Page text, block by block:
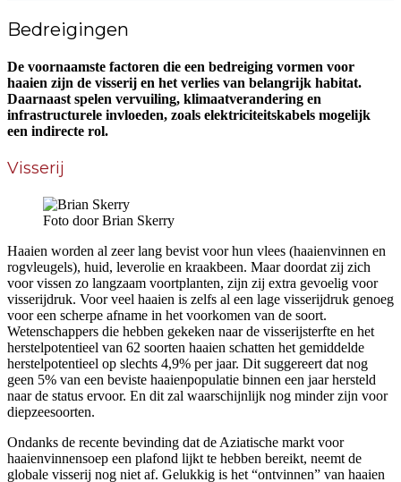
Bedreigingen
De voornaamste factoren die een bedreiging vormen voor
haaien zijn de visserij en het verlies van belangrijk habitat.
Daarnaast spelen vervuiling, klimaatverandering en
infrastructurele invloeden, zoals elektriciteitskabels mogelijk
een indirecte rol.
Visserij
Foto door Brian Skerry
Haaien worden al zeer lang bevist voor hun vlees (haaienvinnen en
rogvleugels), huid, leverolie en kraakbeen. Maar doordat zij zich
voor vissen zo langzaam voortplanten, zijn zij extra gevoelig voor
visserijdruk. Voor veel haaien is zelfs al een lage visserijdruk genoeg
voor een scherpe afname in het voorkomen van de soort.
Wetenschappers die hebben gekeken naar de visserijsterfte en het
herstelpotentieel van 62 soorten haaien schatten het gemiddelde
herstelpotentieel op slechts 4,9% per jaar. Dit suggereert dat nog
geen 5% van een beviste haaienpopulatie binnen een jaar hersteld
naar de status ervoor. En dit zal waarschijnlijk nog minder zijn voor
diepzeesoorten.
Ondanks de recente bevinding dat de Aziatische markt voor
haaienvinnensoep een plafond lijkt te hebben bereikt, neemt de
globale visserij nog niet af. Gelukkig is het “ontvinnen” van haaien